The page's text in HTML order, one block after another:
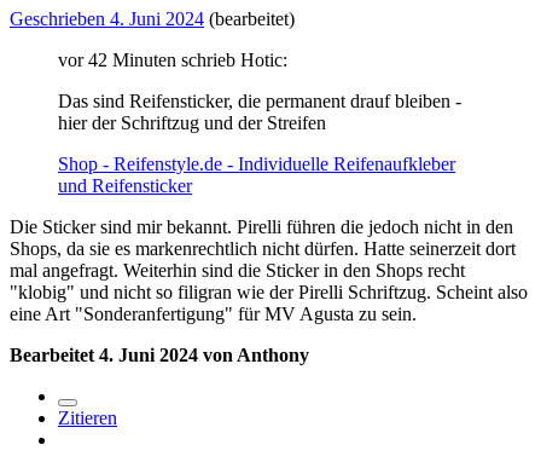
Geschrieben 4. Juni 2024 (bearbeitet)
vor 42 Minuten schrieb Hotic:
Das sind Reifensticker, die permanent drauf bleiben -
hier der Schriftzug und der Streifen
Shop - Reifenstyle.de - Individuelle Reifenaufkleber
und Reifensticker
Die Sticker sind mir bekannt. Pirelli führen die jedoch nicht in den
Shops, da sie es markenrechtlich nicht dürfen. Hatte seinerzeit dort
mal angefragt. Weiterhin sind die Sticker in den Shops recht
"klobig" und nicht so filigran wie der Pirelli Schriftzug. Scheint also
eine Art "Sonderanfertigung" für MV Agusta zu sein.
Bearbeitet 4. Juni 2024 von Anthony
Zitieren